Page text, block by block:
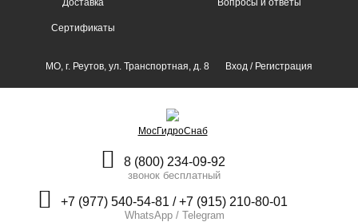
Доставка Вопросы и ответы
Сертификаты
МО, г. Реутов, ул. Транспортная, д. 8 Вход /Регистрация
МосГидроСнаб
8 (800) 234-09-92
звонок бесплатный
+7 (977) 540-54-81 / +7 (915) 210-80-01
WhatsApp / Telegram